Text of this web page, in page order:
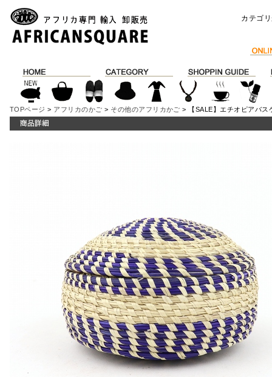
カテゴ
TOPページ > アフリカのかご > その他のアフリカかご > 【SALE】エチオピアバ